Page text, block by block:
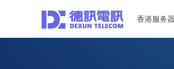
香港服务器